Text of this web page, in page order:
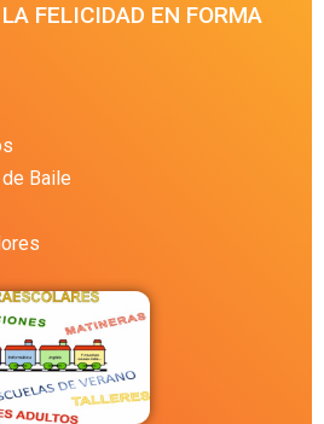
FELICIDAD EN FORMA
Baile